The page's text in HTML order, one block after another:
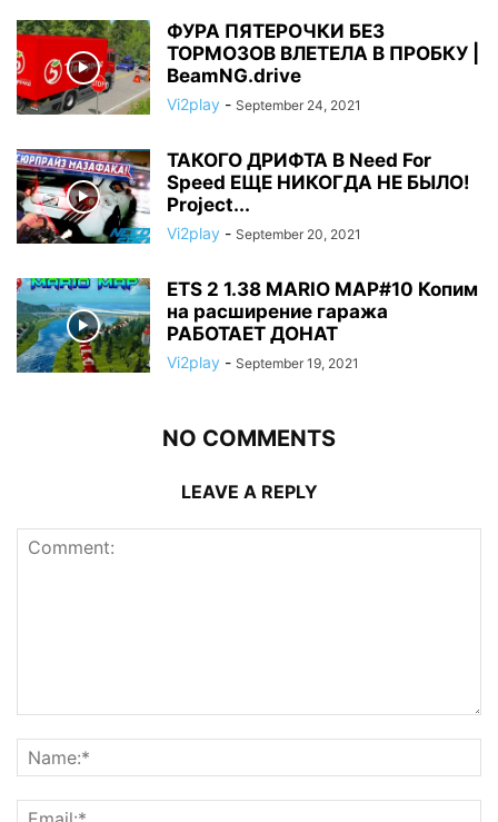
ФУРА ПЯТЕРОЧКИ БЕЗ
ТОРМОЗОВ ВЛЕТЕЛА В ПРОБКУ |
BeamNG.drive
Vi2play - September 24, 2021
ТАКОГО ДРИФТА В Need For
Speed ЕЩЕ НИКОГДА НЕ БЫЛО!
Project...
Vi2play - September 20, 2021
ETS 2 1.38 MARIO MAP#10 Копим
на расширение гаража
РАБОТАЕТ ДОНАТ
Vi2play - September 19, 2021
NO COMMENTS
LEAVE A REPLY